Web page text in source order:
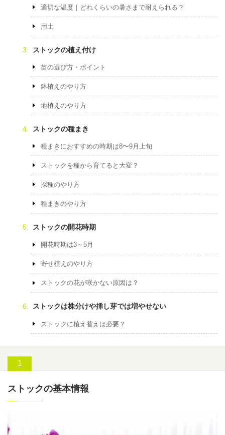
適切な温度｜どれくらいの暑さまで耐えられる？
用土
ストックの植え付け
苗の選び方・ポイント
鉢植えのやり方
地植えのやり方
ストックの種まき
種まきにおすすめの時期は8〜9月上旬
ストックを種から育てると大変？
採種のやり方
種まきのやり方
ストックの開花時期
開花時期は3～5月
寄せ植えのやり方
ストックの花が咲かない原因は？
ストックは株分けや挿し芽では増やせない
ストックに植え替えは必要？
ストックの基本情報